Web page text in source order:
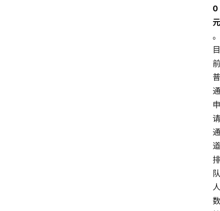
0
元
。
目
前
普
通
申
请
通
道
排
队
人
数